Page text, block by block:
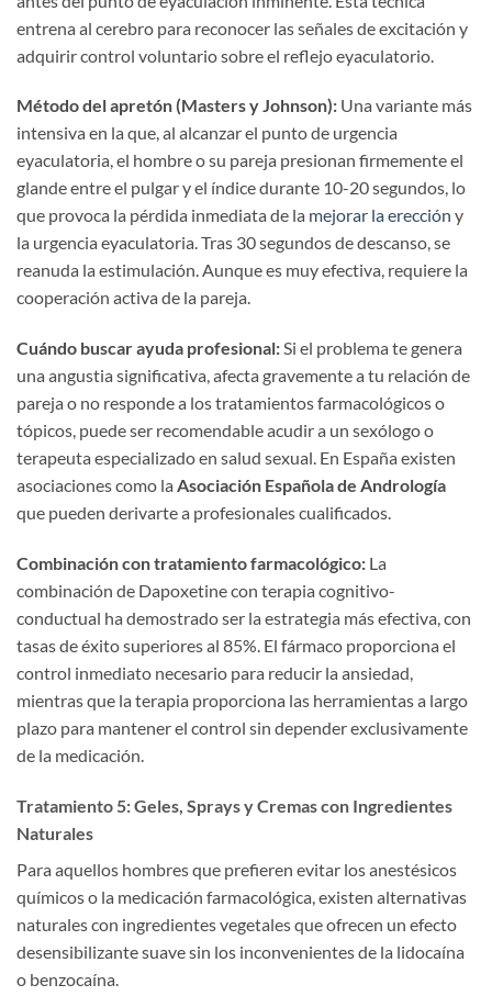
entrena al cerebro para reconocer las señales de excitación y
adquirir control voluntario sobre el reflejo eyaculatorio.
Método del apretón (Masters y Johnson): Una variante más
intensiva en la que, al alcanzar el punto de urgencia
eyaculatoria, el hombre o su pareja presionan firmemente el
glande entre el pulgar y el índice durante 10-20 segundos, lo
que provoca la pérdida inmediata de la mejorar la erección y
la urgencia eyaculatoria. Tras 30 segundos de descanso, se
reanuda la estimulación. Aunque es muy efectiva, requiere la
cooperación activa de la pareja.
Cuándo buscar ayuda profesional:Si el problema te genera
una angustia significativa, afecta gravemente a tu relación de
pareja o no responde a los tratamientos farmacológicos o
tópicos, puede ser recomendable acudir a un sexólogo o
terapeuta especializado en salud sexual. En España existen
asociaciones como la Asociación Española de Andrología
que pueden derivarte a profesionales cualificados.
Combinación con tratamiento farmacológico: La
combinación de Dapoxetine con terapia cognitivo-
conductual ha demostrado ser la estrategia más efectiva, con
tasas de éxito superiores al 85%. El fármaco proporciona el
control inmediato necesario para reducir la ansiedad,
mientras que la terapia proporciona las herramientas a largo
plazo para mantener el control sin depender exclusivamente
de la medicación.
Tratamiento 5: Geles, Sprays y Cremas con Ingredientes
Naturales
Para aquellos hombres que prefieren evitar los anestésicos
químicos o la medicación farmacológica, existen alternativas
naturales con ingredientes vegetales que ofrecen un efecto
desensibilizante suave sin los inconvenientes de la lidocaína
o benzocaína.